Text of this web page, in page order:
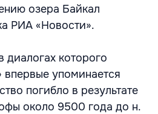
озера Байкал
РИА «Новости».
диалогах которого
впервые упоминается
погибло в результате
около 9500 года до н.